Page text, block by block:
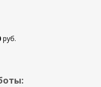
руб.